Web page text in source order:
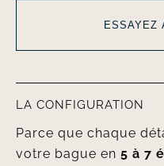
ESSAYEZ
LA CONFIGURATION
Parce que chaque
votre bague en 5 à 7